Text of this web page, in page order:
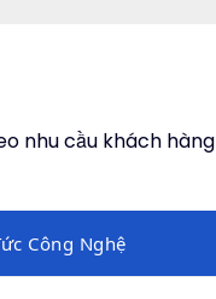
nhu cầu khách hàng
Công Nghệ